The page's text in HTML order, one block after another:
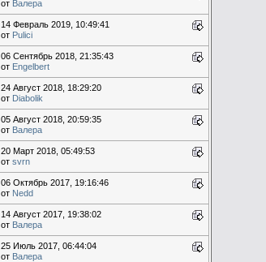
от Валера
14 Февраль 2019, 10:49:41
от Pulici
06 Сентябрь 2018, 21:35:43
от Engelbert
24 Август 2018, 18:29:20
от Diabolik
05 Август 2018, 20:59:35
от Валера
20 Март 2018, 05:49:53
от svrn
06 Октябрь 2017, 19:16:46
от Nedd
14 Август 2017, 19:38:02
от Валера
25 Июль 2017, 06:44:04
от Валера